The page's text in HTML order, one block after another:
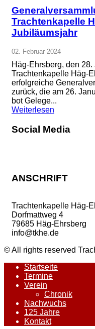
Trachtenkapelle
Jubiläumsjahr
02. Februar 2024
Häg-Ehrsberg, den
Trachtenkapelle Häg-
erfolgreiche
zurück, die am 26.
bot Gelege...
Weiterlesen
Social Media
ANSCHRIFT
Trachtenkapelle Häg-
Dorfmattweg 4
79685 Häg-Ehrsberg
info@tkhe.de
© All rights reserved
Startseite
Termine
Verein
Chronik
Nachwuchs
125 Jahre
Kontakt